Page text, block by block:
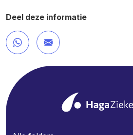
Deel deze informatie